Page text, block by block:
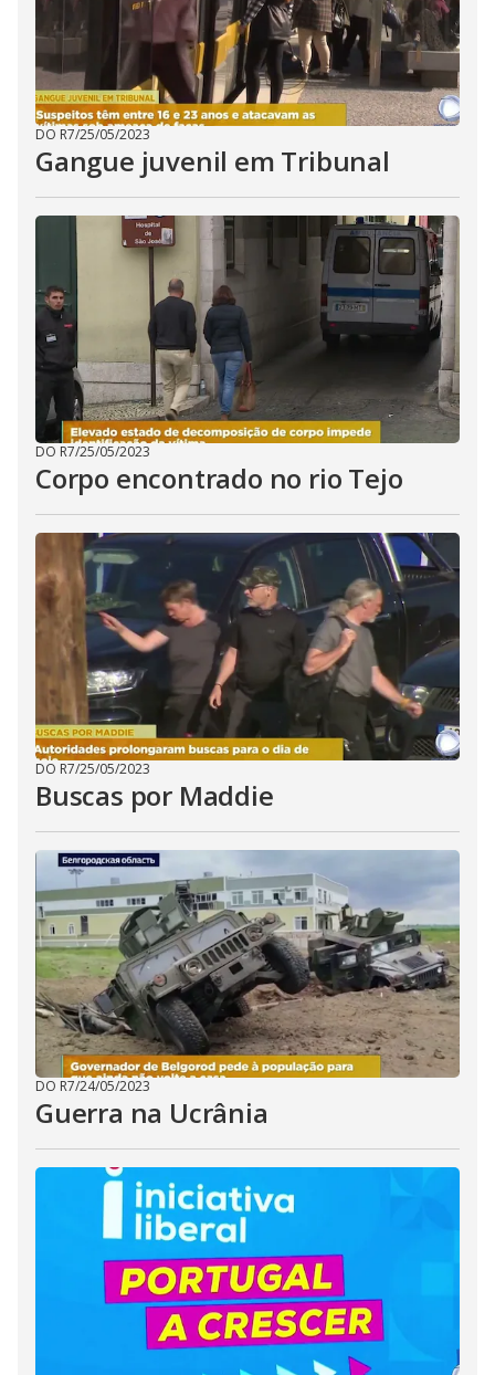
DO R7/25/05/2023
Gangue juvenil em Tribunal
DO R7/25/05/2023
Corpo encontrado no rio Tejo
DO R7/25/05/2023
Buscas por Maddie
DO R7/24/05/2023
Guerra na Ucrânia